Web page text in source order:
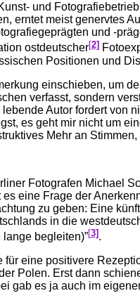
und
erntet meist genervtes
und -
ostdeutscher[2]
Positionen und
einschieben, um
verfasst, sondern
Autor fordert
es geht mir nicht um
Mehr an
Fotografen Michael
eine Frage der
zu geben: Eine
in die
begleiten)”[3].
eine positivere
Polen. Erst dann
gab es ja auch im